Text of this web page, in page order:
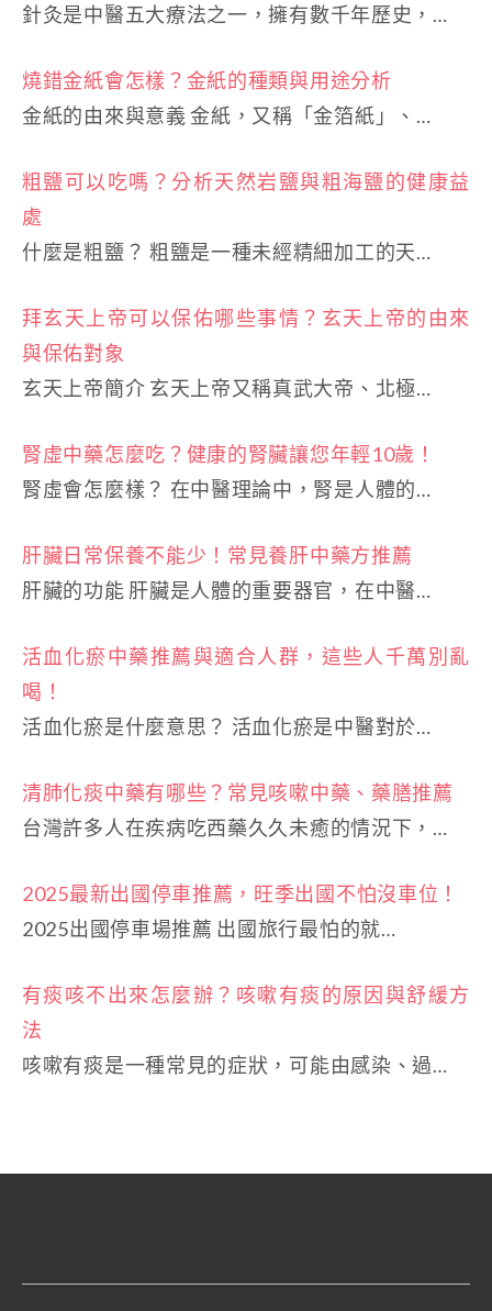
針灸是中醫五大療法之一，擁有數千年歷史，…
燒錯金紙會怎樣？金紙的種類與用途分析
金紙的由來與意義 金紙，又稱「金箔紙」、…
粗鹽可以吃嗎？分析天然岩鹽與粗海鹽的健康益
處
什麼是粗鹽？ 粗鹽是一種未經精細加工的天…
拜玄天上帝可以保佑哪些事情？玄天上帝的由來
與保佑對象
玄天上帝簡介 玄天上帝又稱真武大帝、北極…
腎虛中藥怎麼吃？健康的腎臟讓您年輕10歲！
腎虛會怎麼樣？ 在中醫理論中，腎是人體的…
肝臟日常保養不能少！常見養肝中藥方推薦
肝臟的功能 肝臟是人體的重要器官，在中醫…
活血化瘀中藥推薦與適合人群，這些人千萬別亂
喝！
活血化瘀是什麼意思？ 活血化瘀是中醫對於…
清肺化痰中藥有哪些？常見咳嗽中藥、藥膳推薦
台灣許多人在疾病吃西藥久久未癒的情況下，…
2025最新出國停車推薦，旺季出國不怕沒車位！
2025出國停車場推薦 出國旅行最怕的就…
有痰咳不出來怎麼辦？咳嗽有痰的原因與舒緩方
法
咳嗽有痰是一種常見的症狀，可能由感染、過…